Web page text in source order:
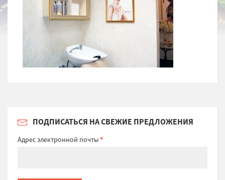
ПОДПИСАТЬСЯ НА СВЕЖИЕ ПРЕДЛОЖЕНИЯ
Адрес электронной почты*